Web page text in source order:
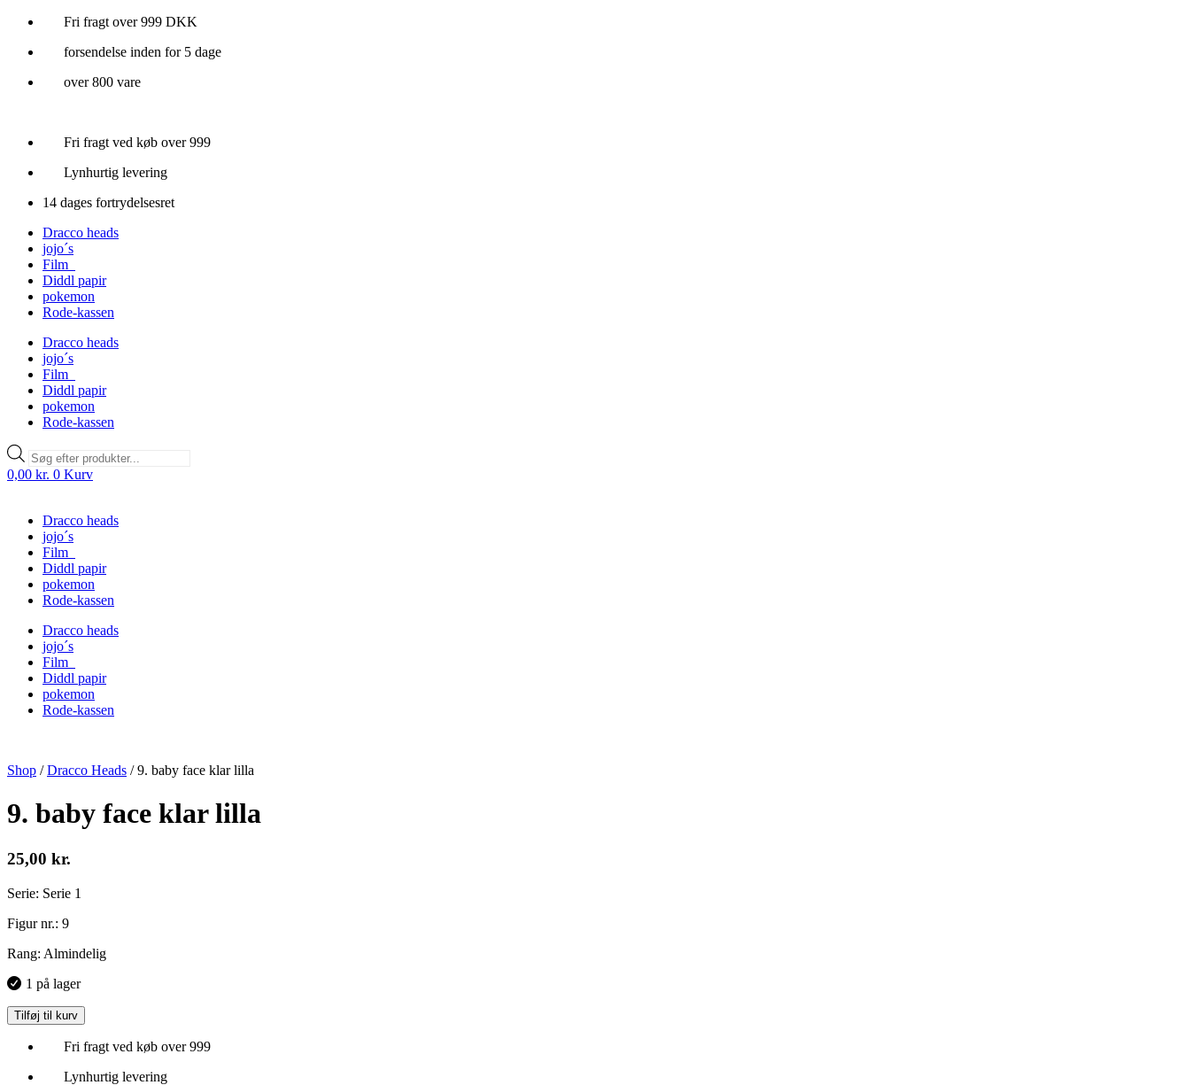
Videre
indhold
Fri fragt over 999 DKK
forsendelse inden for 5 dage
over 800 vare
Fri fragt ved køb over 999
Lynhurtig levering
14 dages fortrydelsesret
Dracco heads
jojo´s
Film
Diddl papir
pokemon
Rode-kassen
Dracco heads
jojo´s
Film
Diddl papir
pokemon
Rode-kassen
Products
search
0,00 kr. 0 Kurv
Dracco heads
jojo´s
Film
Diddl papir
pokemon
Rode-kassen
Dracco heads
jojo´s
Film
Diddl papir
pokemon
Rode-kassen
Shop /Dracco Heads /9. baby face klar lilla
9. baby face klar lilla
25,00 kr.
Serie: Serie 1
Figur nr.: 9
Rang: Almindelig
1 på lager
Tilføj til kurv
Fri fragt ved køb over 999
Lynhurtig levering